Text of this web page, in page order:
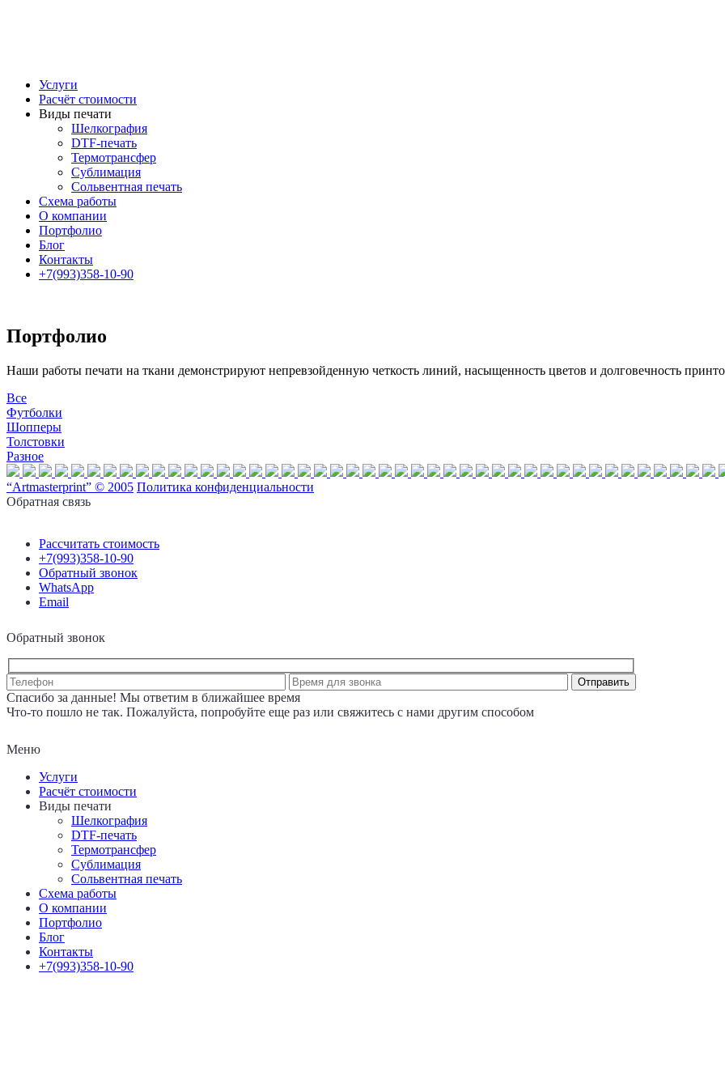
Услуги
Расчёт стоимости
Виды печати
Шелкография
DTF-печать
Термотрансфер
Сублимация
Сольвентная печать
Схема работы
О компании
Портфолио
Блог
Контакты
+7(993)358-10-90
Портфолио
Наши работы печати на ткани демонстрируют непревзойденную четкость линий, насыщенность цветов и долговечность
Все
Футболки
Шопперы
Толстовки
Разное
“Artmasterprint” © 2005 Политика конфиденциальности
Обратная связь
Рассчитать стоимость
+7(993)358-10-90
Обратный звонок
WhatsApp
Email
Обратный звонок
Спасибо за данные! Мы ответим в ближайшее время
Что-то пошло не так. Пожалуйста, попробуйте еще раз или свяжитесь с нами другим способом
Меню
Услуги
Расчёт стоимости
Виды печати
Шелкография
DTF-печать
Термотрансфер
Сублимация
Сольвентная печать
Схема работы
О компании
Портфолио
Блог
Контакты
+7(993)358-10-90